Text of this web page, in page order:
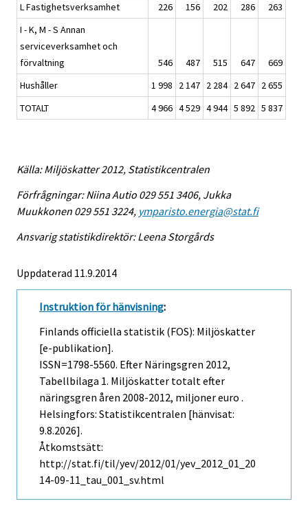
L Fastighetsverksamhet
226 156 202 286
263
I - K, M - S Annan
serviceverksamhet och
förvaltning
546 487 515 647
669
Hushåller
1 998 2 147 2 284 2 647 2 655
TOTALT
4 966 4 529 4 944 5 892 5 837
Källa: Miljöskatter 2012, Statistikcentralen
Förfrågningar: Niina Autio 029 551 3406, Jukka
Muukkonen 029 551 3224, ymparisto.energia@stat.fi
Ansvarig statistikdirektör: Leena Storgårds
Uppdaterad 11.9.2014
Instruktion för hänvisning:
Finlands officiella statistik (FOS): Miljöskatter
[e-publikation].
ISSN=1798-5560. Efter Näringsgren 2012,
Tabellbilaga 1. Miljöskatter totalt efter
näringsgren åren 2008-2012, miljoner euro .
Helsingfors: Statistikcentralen [hänvisat:
9.8.2026].
Åtkomstsätt:
http://stat.fi/til/yev/2012/01/yev_2012_01_20
14-09-11_tau_001_sv.html